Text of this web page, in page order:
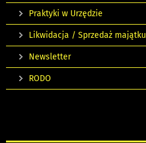
Praktyki w Urzędzie
Likwidacja / Sprzedaż majątku
Newsletter
RODO